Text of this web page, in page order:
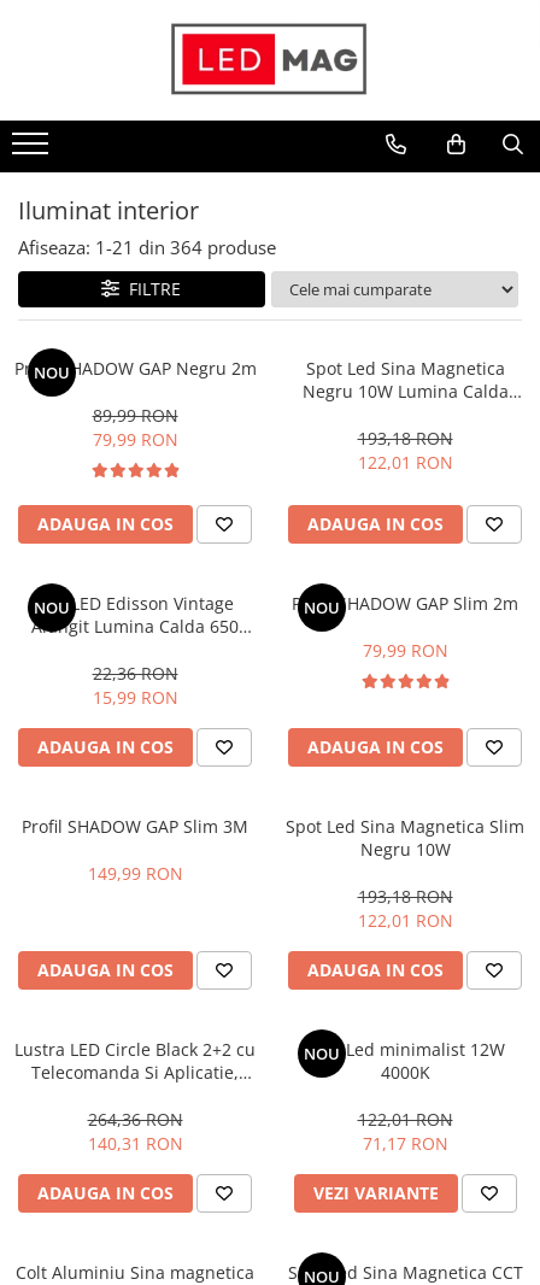
Iluminat interior
Candelabre
Lustre LED
Plafoniere
Spoturi Led
Aplice Baie
Aplice perete
Accesorii iluminat
Becuri LED
Lampadare și Veioze LED
Pendul industrial
Iluminat exterior
Lampi gradina
Lampi solare
Aplice exterior
Panouri led
Semne luminoase
In functie de destinatie
Iluminat living
Iluminat dormitor
Iluminat bucatarie
Iluminat baie
Iluminat hol
Iluminat interior
Afiseaza: 1-21 din 364 produse
FILTRE
NOU
Profil SHADOW GAP Negru 2m
89,99 RON
79,99 RON
ADAUGA IN COS
Spot Led Sina Magnetica
Negru 10W Lumina Calda
193,18 RON
122,01 RON
ADAUGA IN COS
NOU
Bec LED Edisson Vintage
Alungit Lumina Calda 650
22,36 RON
15,99 RON
ADAUGA IN COS
NOU
Profil SHADOW GAP Slim 2m
79,99 RON
ADAUGA IN COS
Profil SHADOW GAP Slim 3M
149,99 RON
ADAUGA IN COS
Spot Led Sina Magnetica Slim
Negru 10W
193,18 RON
122,01 RON
ADAUGA IN COS
Lustra LED Circle Black 2+2 cu
Telecomanda Si Aplicatie,
Intensitate reglabila
264,36 RON
140,31 RON
ADAUGA IN COS
NOU
Spot Led minimalist 12W
4000K
122,01 RON
71,17 RON
VEZI VARIANTE
Colt Aluminiu Sina magnetica
NOU
Spot Led Sina Magnetica CCT